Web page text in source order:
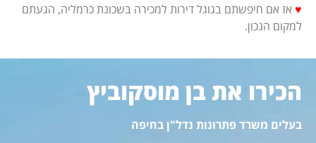
♥ אז אם חיפשתם בגוגל דירות למכירה בשכונת כרמליה, הגעתם
למקום הנכון.
הכירו את בן מוסקוביץ
בעלים משרד פתרונות נדל"ן בחיפה